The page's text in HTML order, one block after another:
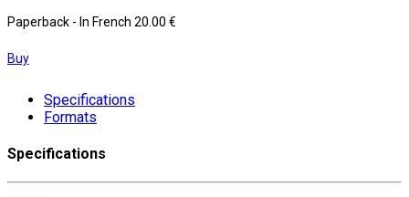
Paperback - In French 20.00 €
Buy
Specifications
Formats
Specifications